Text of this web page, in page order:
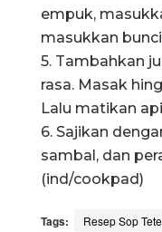
empuk,
masukkan
5. Tambahkan
rasa. Masak
Lalu matikan
6. Sajikan
sambal, dan
(ind/cookpad)
Tags: Resep Sop